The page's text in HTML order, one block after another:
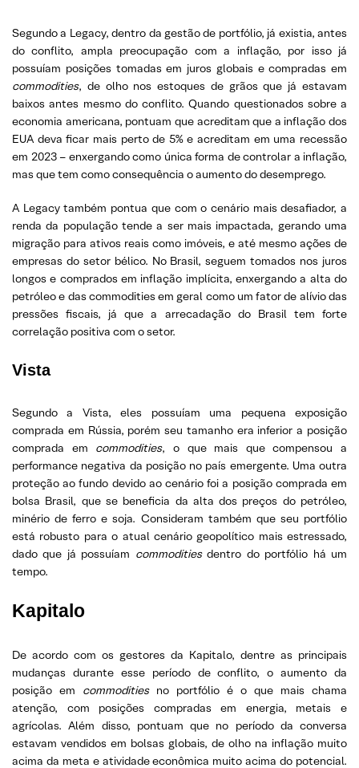
Segundo a Legacy, dentro da gestão de portfólio, já existia, antes
do conflito, ampla preocupação com a inflação, por isso já
possuíam posições tomadas em juros globais e compradas em
commodities, de olho nos estoques de grãos que já estavam
baixos antes mesmo do conflito. Quando questionados sobre a
economia americana, pontuam que acreditam que a inflação dos
EUA deva ficar mais perto de 5% e acreditam em uma recessão
em 2023 – enxergando como única forma de controlar a inflação,
mas que tem como consequência o aumento do desemprego.
A Legacy também pontua que com o cenário mais desafiador, a
renda da população tende a ser mais impactada, gerando uma
migração para ativos reais como imóveis, e até mesmo ações de
empresas do setor bélico. No Brasil, seguem tomados nos juros
longos e comprados em inflação implícita, enxergando a alta do
petróleo e das commodities em geral como um fator de alívio das
pressões fiscais, já que a arrecadação do Brasil tem forte
correlação positiva com o setor.
Vista
Segundo a Vista, eles possuíam uma pequena exposição
comprada em Rússia, porém seu tamanho era inferior a posição
comprada em commodities, o que mais que compensou a
performance negativa da posição no país emergente. Uma outra
proteção ao fundo devido ao cenário foi a posição comprada em
bolsa Brasil, que se beneficia da alta dos preços do petróleo,
minério de ferro e soja. Consideram também que seu portfólio
está robusto para o atual cenário geopolítico mais estressado,
dado que já possuíam commoditiesdentro do portfólio há um
tempo.
Kapitalo
De acordo com os gestores da Kapitalo, dentre as principais
mudanças durante esse período de conflito, o aumento da
posição em commoditiesno portfólio é o que mais chama
atenção, com posições compradas em energia, metais e
agrícolas. Além disso, pontuam que no período da conversa
estavam vendidos em bolsas globais, de olho na inflação muito
acima da meta e atividade econômica muito acima do potencial.